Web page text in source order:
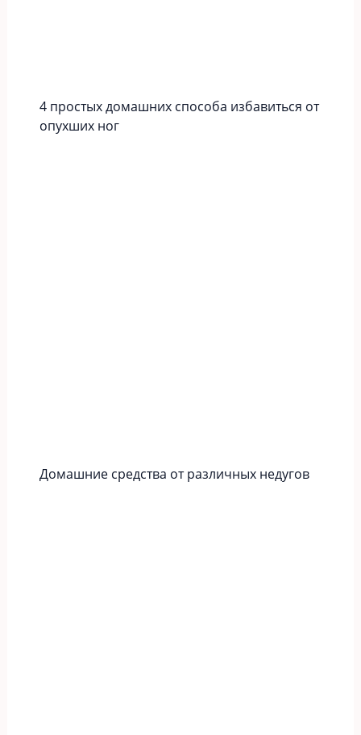
4 простых домашних способа избавиться от
опухших ног
Домашние средства от различных недугов